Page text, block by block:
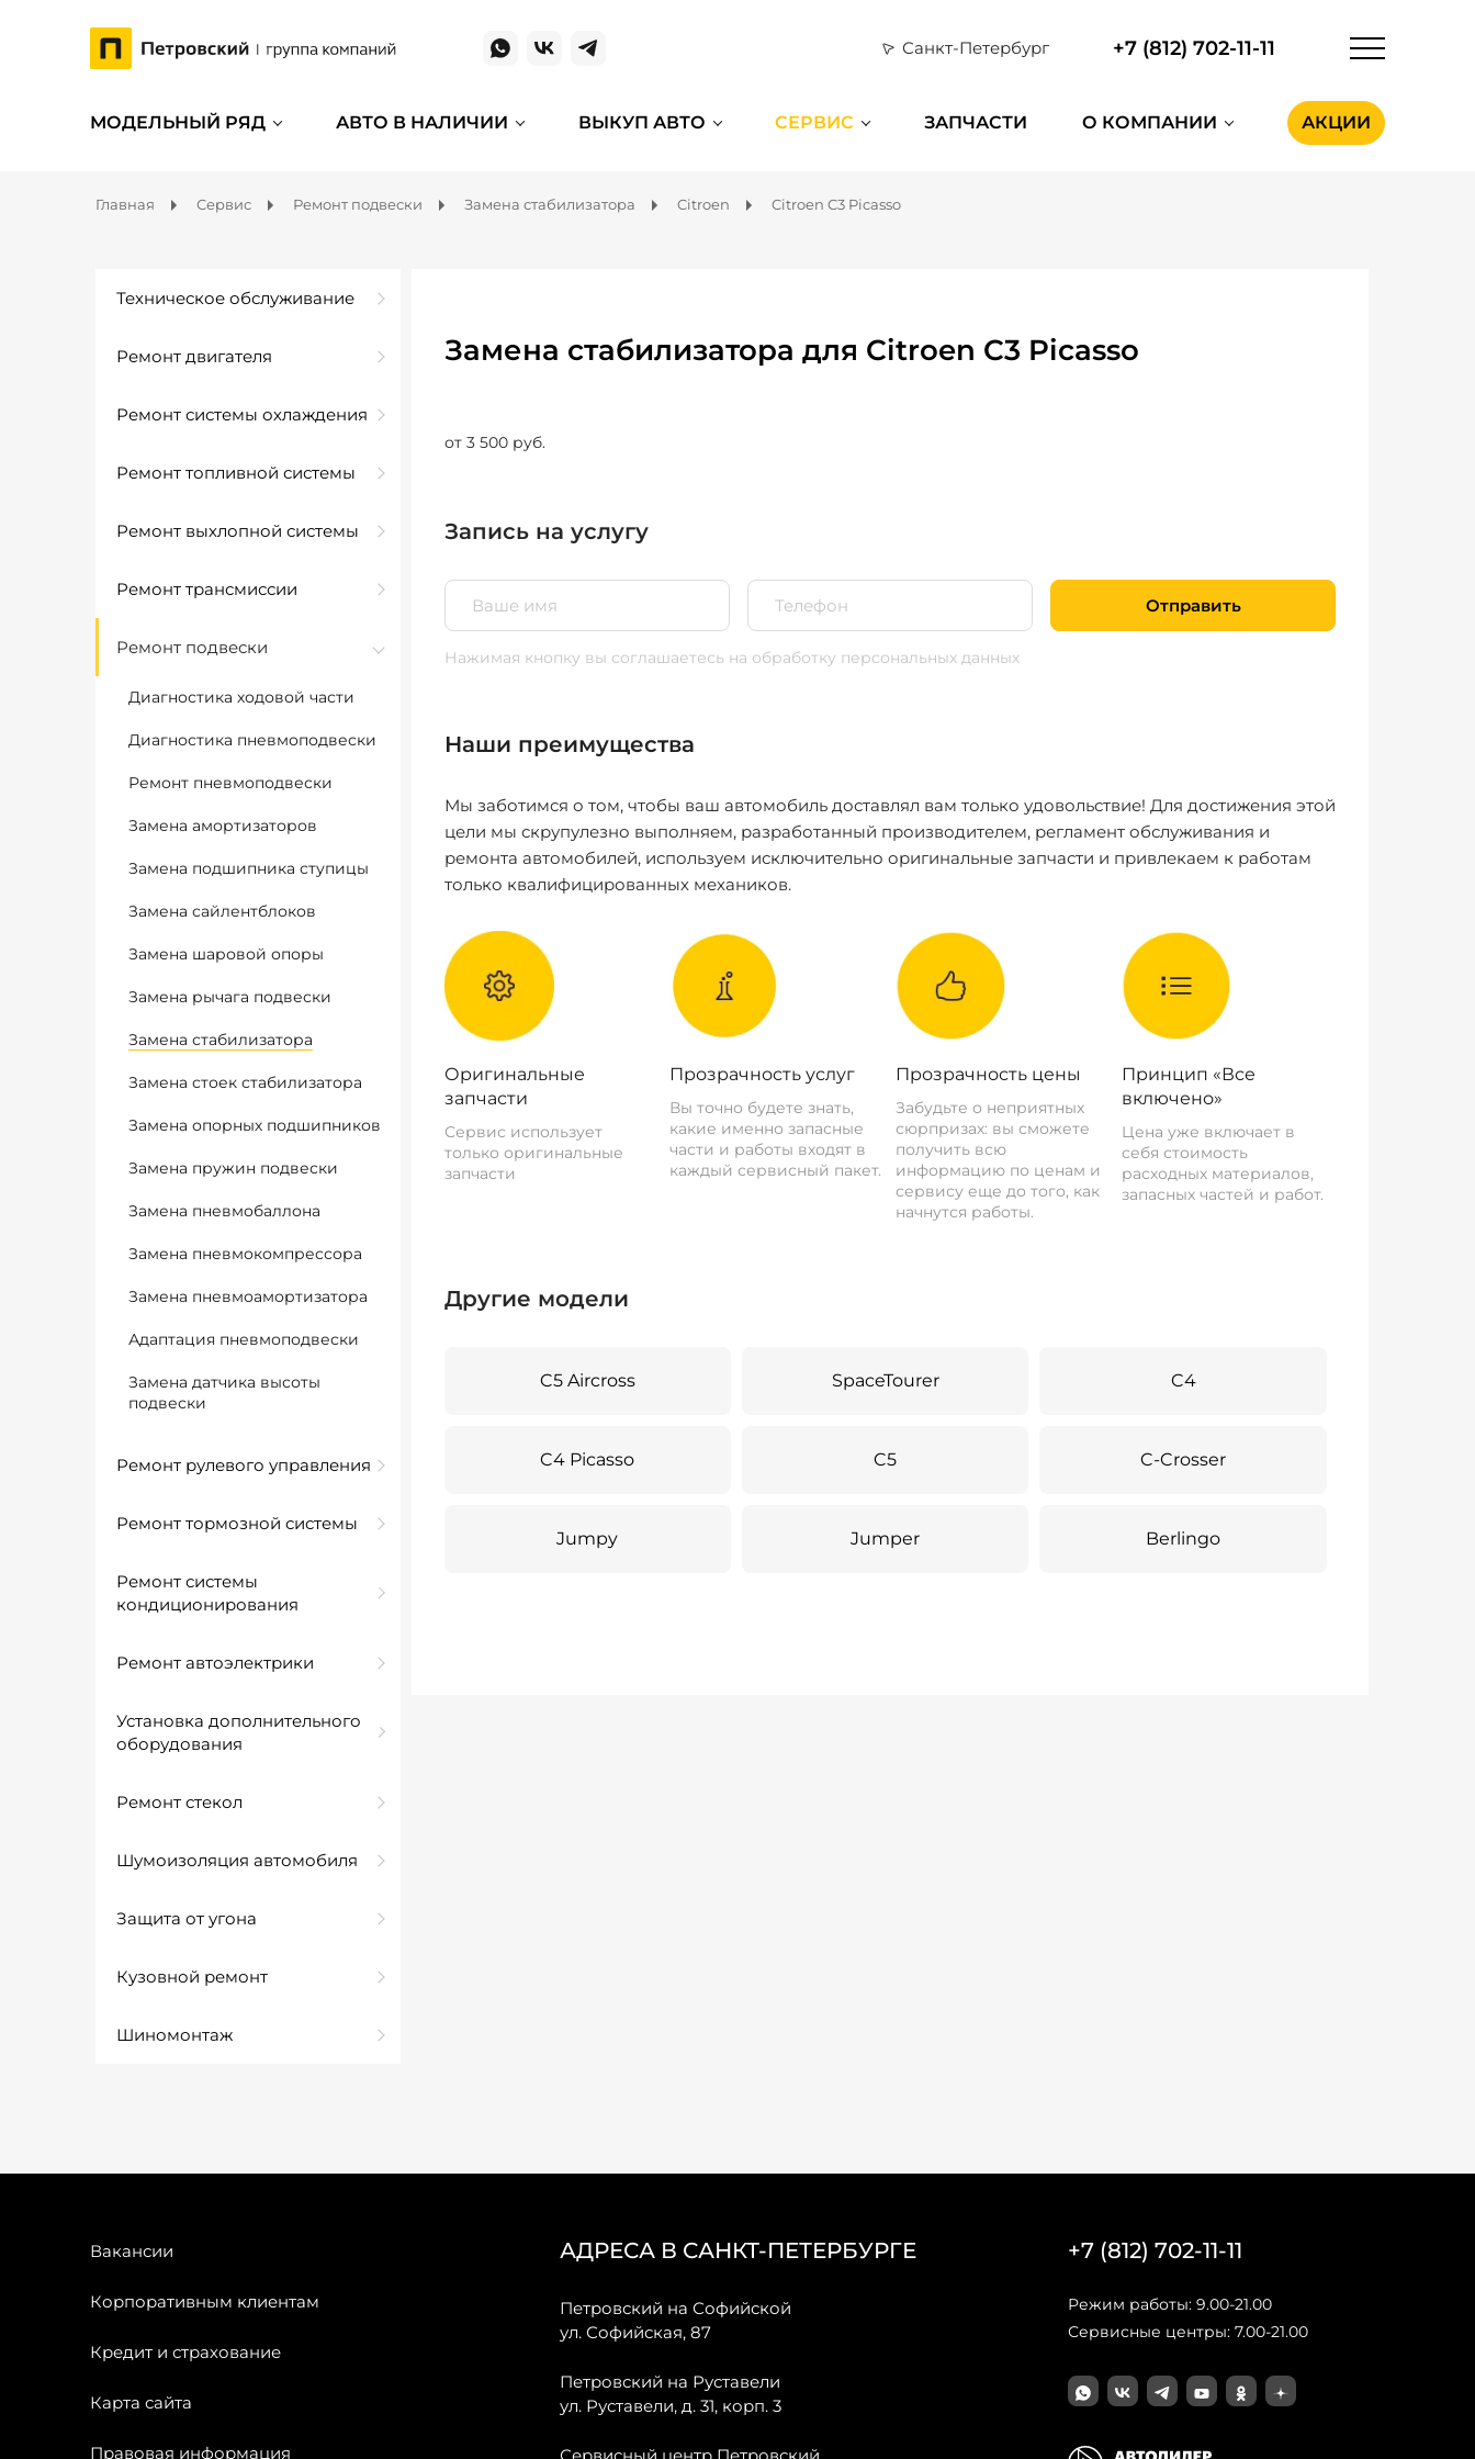
Санкт-Петербург +7 (812) 702-11-11
МОДЕЛЬНЫЙ РЯД АВТО В НАЛИЧИИ ВЫКУП АВТО СЕРВИС ЗАПЧАСТИ О КОМПАНИИ АКЦИИ
Главная Сервис Ремонт подвески Замена стабилизатора Citroen Citroen C3 Picasso
Техническое обслуживание
Ремонт двигателя
Ремонт системы охлаждения
Ремонт топливной системы
Ремонт выхлопной системы
Ремонт трансмиссии
Ремонт подвески
Диагностика ходовой части
Диагностика пневмоподвески
Ремонт пневмоподвески
Замена амортизаторов
Замена подшипника ступицы
Замена сайлентблоков
Замена шаровой опоры
Замена рычага подвески
Замена стабилизатора
Замена стоек стабилизатора
Замена опорных подшипников
Замена пружин подвески
Замена пневмобаллона
Замена пневмокомпрессора
Замена пневмоамортизатора
Адаптация пневмоподвески
Замена датчика высоты
подвески
Ремонт рулевого управления
Ремонт тормозной системы
Ремонт системы
кондиционирования
Ремонт автоэлектрики
Установка дополнительного
оборудования
Ремонт стекол
Шумоизоляция автомобиля
Защита от угона
Кузовной ремонт
Шиномонтаж
Замена стабилизатора для Citroen C3 Picasso
от 3 500 руб.
Запись на услугу
Отправить
Нажимая кнопку вы соглашаетесь на обработку персональных данных
Наши преимущества
Мы заботимся о том, чтобы ваш автомобиль доставлял вам только удовольствие! Для достижения этой
цели мы скрупулезно выполняем, разработанный производителем, регламент обслуживания и
ремонта автомобилей, используем исключительно оригинальные запчасти и привлекаем к работам
только квалифицированных механиков.
Оригинальные
запчасти
Сервис использует
только оригинальные
запчасти
Прозрачность услуг
Вы точно будете знать,
какие именно запасные
части и работы входят в
каждый сервисный пакет.
Прозрачность цены
Забудьте о неприятных
сюрпризах: вы сможете
получить всю
информацию по ценам и
сервису еще до того, как
начнутся работы.
Принцип «Все
включено»
Цена уже включает в
себя стоимость
расходных материалов,
запасных частей и работ.
Другие модели
C5 Aircross SpaceTourer C4
C4 Picasso C5 C-Crosser
Jumpy Jumper Berlingo
Вакансии
Корпоративным клиентам
Кредит и страхование
Карта сайта
Правовая информация
АДРЕСА В САНКТ-ПЕТЕРБУРГЕ
Петровский на Софийской
ул. Софийская, 87
Петровский на Руставели
ул. Руставели, д. 31, корп. 3
+7 (812) 702-11-11
Режим работы: 9.00-21.00
Сервисные центры: 7.00-21.00